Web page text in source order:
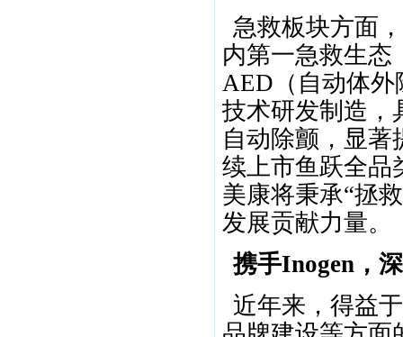
急救板块方面
内第一急救生态
AED（自动体外
技术研发制造，
自动除颤，显著
续上市鱼跃全品
美康将秉承“拯
发展贡献力量。
携手Inogen，
近年来，得益